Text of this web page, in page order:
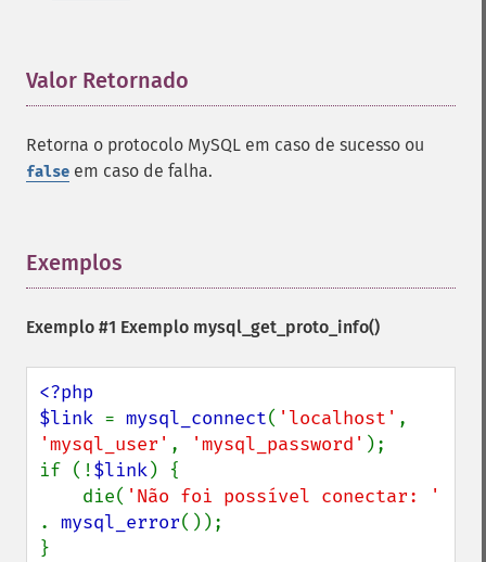
Valor Retornado
Retorna o protocolo MySQL em caso de sucesso ou
false em caso de falha.
Exemplos
Exemplo #1 Exemplo mysql_get_proto_info()
<?php
$link = mysql_connect( 'localhost'
'mysql_user' , 'mysql_password' );
if (!$link) {
    die(
. mysql_error());